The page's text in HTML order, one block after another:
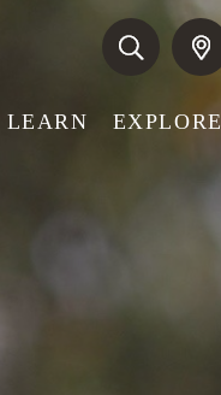
LEARN EXPLORE